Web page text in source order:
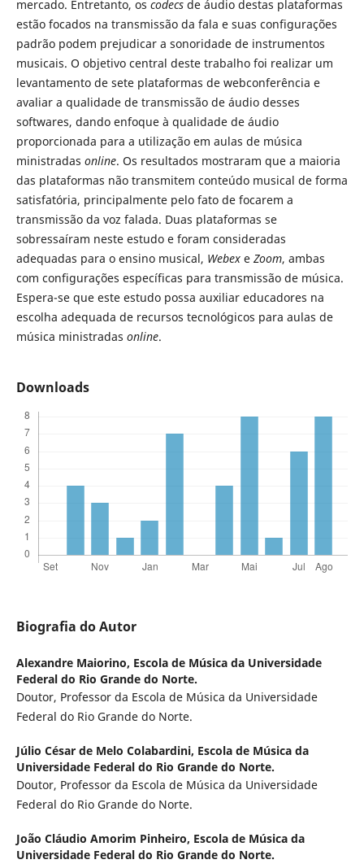
mercado. Entretanto, os codecsde áudio destas plataformas
estão focados na transmissão da fala e suas configurações
padrão podem prejudicar a sonoridade de instrumentos
musicais. O objetivo central deste trabalho foi realizar um
levantamento de sete plataformas de webconferência e
avaliar a qualidade de transmissão de áudio desses
softwares, dando enfoque à qualidade de áudio
proporcionada para a utilização em aulas de música
ministradas online. Os resultados mostraram que a maioria
das plataformas não transmitem conteúdo musical de forma
satisfatória, principalmente pelo fato de focarem a
transmissão da voz falada. Duas plataformas se
sobressaíram neste estudo e foram consideradas
adequadas para o ensino musical, Webexe Zoom, ambas
com configurações específicas para transmissão de música.
Espera-se que este estudo possa auxiliar educadores na
escolha adequada de recursos tecnológicos para aulas de
música ministradas online.
Downloads
Biografia do Autor
Alexandre Maiorino, Escola de Música da Universidade
Federal do Rio Grande do Norte.
Doutor, Professor da Escola de Música da Universidade
Federal do Rio Grande do Norte.
Júlio César de Melo Colabardini, Escola de Música da
Universidade Federal do Rio Grande do Norte.
Doutor, Professor da Escola de Música da Universidade
Federal do Rio Grande do Norte.
João Cláudio Amorim Pinheiro, Escola de Música da
Universidade Federal do Rio Grande do Norte.